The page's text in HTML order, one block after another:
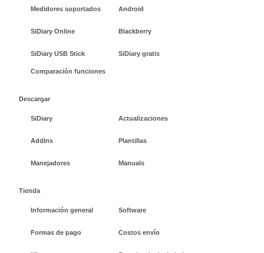
Medidores soportados Android
SiDiary Online Blackberry
SiDiary USB Stick SiDiary gratis
Comparación funciones
Descargar
SiDiary Actualizaciones
AddIns Plantillas
Manejadores Manuals
Tienda
Información general Software
Formas de pago Costos envío